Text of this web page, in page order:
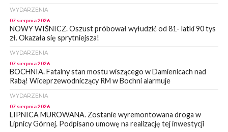
WYDARZENIA
07 sierpnia 2026
NOWY WIŚNICZ. Oszust próbował wyłudzić od 81- latki 90 tys
zł. Okazała się sprytniejsza!
WYDARZENIA
07 sierpnia 2026
BOCHNIA. Fatalny stan mostu wiszącego w Damienicach nad
Rabą! Wiceprzewodniczący RM w Bochni alarmuje
WYDARZENIA
07 sierpnia 2026
LIPNICA MUROWANA. Zostanie wyremontowana droga w
Lipnicy Górnej. Podpisano umowę na realizację tej inwestycji